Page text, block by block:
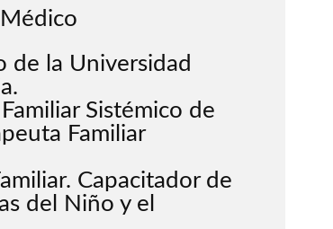
de la Universidad
Sistémico de
Familiar
Capacitador de
del Niño y el